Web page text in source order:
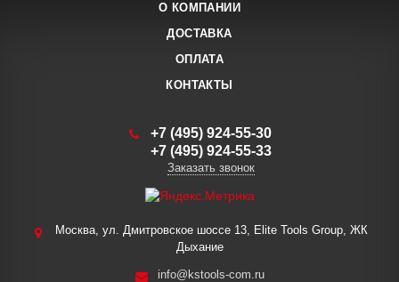
О КОМПАНИИ
ДОСТАВКА
ОПЛАТА
КОНТАКТЫ
+7 (495) 924-55-30
+7 (495) 924-55-33
Заказать звонок
Москва, ул. Дмитровское шоссе 13, Elite Tools Group, ЖК
Дыхание
info@kstools-com.ru